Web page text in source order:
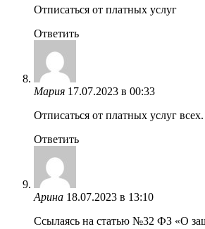
Отписаться от платных услуг
Ответить
Мария 17.07.2023 в 00:33
Отписаться от платных услуг всех.
Ответить
Арина 18.07.2023 в 13:10
Ссылаясь на статью №32 ФЗ «О